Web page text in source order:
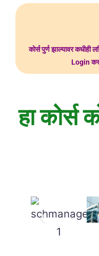
कोर्स पुर्ण झाल्यावर
Login
हा कोर्स